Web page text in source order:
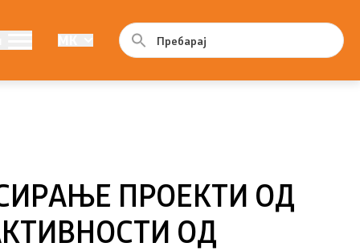
Програма
ПРОЕКТИ ОД
ОД